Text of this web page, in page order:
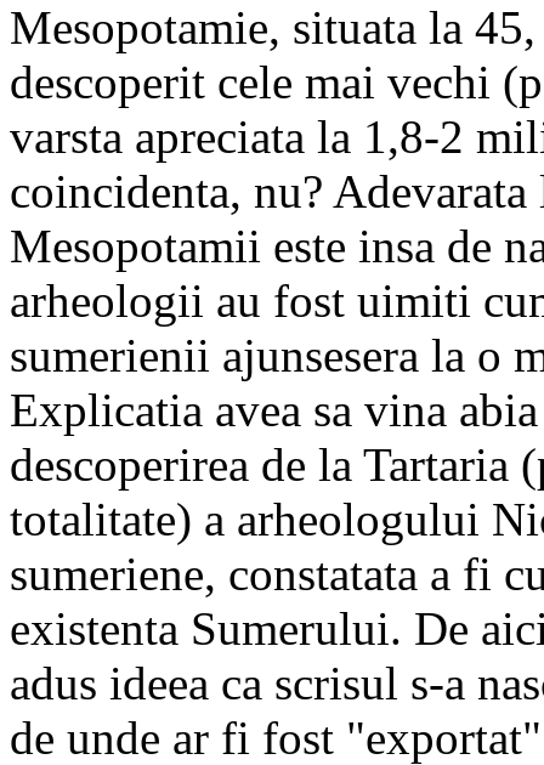
Mesopotamie, situata la
descoperit cele mai vechi
varsta apreciata la 1,8-2
coincidenta, nu?
Mesopotamii este insa de
arheologii au fost uimiti
sumerienii ajunsesera la o
Explicatia avea sa vina
descoperirea de la Tartaria
totalitate) a arheologului
sumeriene, constatata a fi
existenta Sumerului. De
adus ideea ca scrisul s-a
de unde ar fi fost